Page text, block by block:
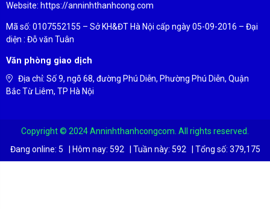
Website: https://anninhthanhcong.com
Mã số: 0107552155 – Sở KH&ĐT Hà Nội cấp ngày 05-09-2016 – Đại
diện : Đỗ văn Tuân
Văn phòng giao dịch
Địa chỉ: Số 9, ngõ 68, đường Phú Diễn, Phường Phú Diễn, Quận
Bắc Từ Liêm, TP Hà Nội
Copyright © 2024 Anninhthanhcongcom. All rights reserved.
Đang online: 5 Hôm nay: 592 Tuần này: 592 Tổng số: 379,175